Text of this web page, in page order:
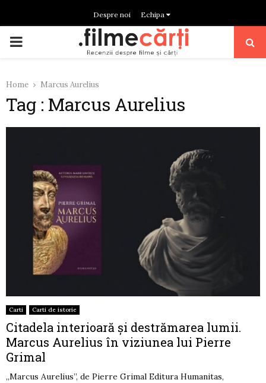
Despre noi Echipa
PRIMARY
Home Marcus Aurelius
Tag : Marcus Aurelius
Carti Carti de istorie
Citadela interioară și destrămarea lumii.
Marcus Aurelius în viziunea lui Pierre
Grimal
„Marcus Aurelius”, de Pierre Grimal Editura Humanitas,